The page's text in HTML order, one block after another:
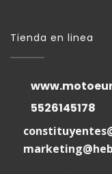
Tienda en linea
5526145178